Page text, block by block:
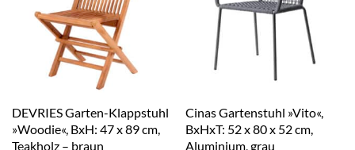
DEVRIES Garten-Klappstuhl
»Woodie«, BxH: 47 x 89 cm,
Teakholz – braun
Cinas Gartenstuhl »Vito«,
BxHxT: 52 x 80 x 52 cm,
Aluminium, grau